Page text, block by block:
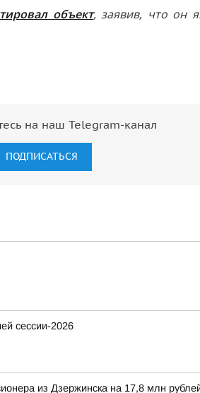
объект, заявив, что он
на наш Telegram-канал
ПОДПИСАТЬСЯ
сессии-2026
из Дзержинска на 17,8 млн